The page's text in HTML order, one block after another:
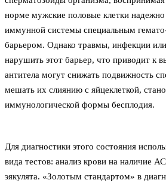
норме мужские половые клетки
иммунной системы специальным
барьером. Однако травмы, инфекции
нарушить этот барьер, что приводит к
антитела могут снижать подвижность
мешать их слиянию с яйцеклеткой,
иммунологической формы бесплодия.
Для диагностики этого состояния
вида тестов: анализ крови на наличие
эякулята. «Золотым стандартом» в